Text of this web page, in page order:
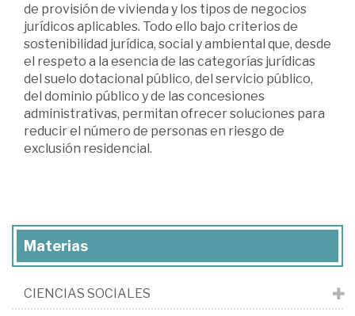
de provisión de vivienda y los tipos de negocios
jurídicos aplicables. Todo ello bajo criterios de
sostenibilidad jurídica, social y ambiental que, desde
el respeto a la esencia de las categorías jurídicas
del suelo dotacional público, del servicio público,
del dominio público y de las concesiones
administrativas, permitan ofrecer soluciones para
reducir el número de personas en riesgo de
exclusión residencial.
Materias
CIENCIAS SOCIALES